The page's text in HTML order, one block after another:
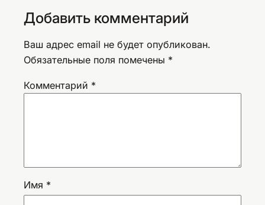
Добавить комментарий
Ваш адрес email не будет опубликован.
Обязательные поля помечены *
Комментарий *
Имя *